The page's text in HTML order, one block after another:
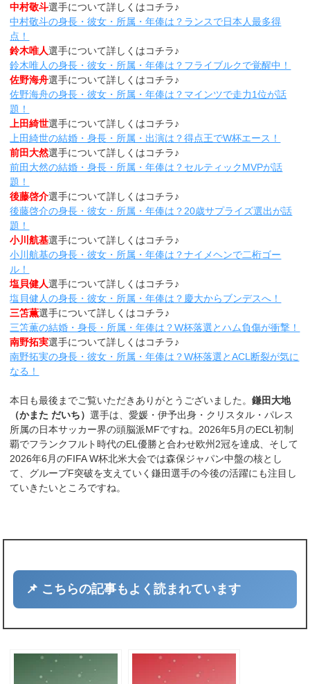
中村敬斗選手について詳しくはコチラ♪
中村敬斗の身長・彼女・所属・年俸は？ランスで日本人最多得
点！
鈴木唯人選手について詳しくはコチラ♪
鈴木唯人の身長・彼女・所属・年俸は？フライブルクで覚醒中！
佐野海舟選手について詳しくはコチラ♪
佐野海舟の身長・彼女・所属・年俸は？マインツで走力1位が話
題！
上田綺世選手について詳しくはコチラ♪
上田綺世の結婚・身長・所属・出演は？得点王でW杯エース！
前田大然選手について詳しくはコチラ♪
前田大然の結婚・身長・所属・年俸は？セルティックMVPが話
題！
後藤啓介選手について詳しくはコチラ♪
後藤啓介の身長・彼女・所属・年俸は？20歳サプライズ選出が話
題！
小川航基選手について詳しくはコチラ♪
小川航基の身長・彼女・所属・年俸は？ナイメヘンで二桁ゴー
ル！
塩貝健人選手について詳しくはコチラ♪
塩貝健人の身長・彼女・所属・年俸は？慶大からブンデスへ！
三笘薫選手について詳しくはコチラ♪
三笘薫の結婚・身長・所属・年俸は？W杯落選とハム負傷が衝撃！
南野拓実選手について詳しくはコチラ♪
南野拓実の身長・彼女・所属・年俸は？W杯落選とACL断裂が気に
なる！
本日も最後までご覧いただきありがとうございました。鎌田大地
（かまた だいち）選手は、愛媛・伊予出身・クリスタル・パレス
所属の日本サッカー界の頭脳派MFですね。2026年5月のECL初制
覇でフランクフルト時代のEL優勝と合わせ欧州2冠を達成、そして
2026年6月のFIFA W杯北米大会では森保ジャパン中盤の核とし
て、グループF突破を支えていく鎌田選手の今後の活躍にも注目し
ていきたいところですね。
📌 こちらの記事もよく読まれています